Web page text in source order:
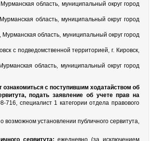
область, муниципальный округ город
область, муниципальный округ город
область, муниципальный округ город
с подведомственной территорией, г. Кировск,
область, муниципальный округ город
с поступившим ходатайством об
подать заявление об учете прав на
специалист 1 категории отдела правового
установлении публичного сервитута,
сервитута: ежедневно (за исключением